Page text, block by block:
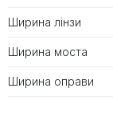
Ширина лінзи
Ширина моста
Ширина оправи